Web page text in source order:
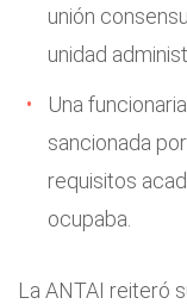
unión
unidad
Una
sancionada
requisitos
ocupaba.
La ANTAI reiteró